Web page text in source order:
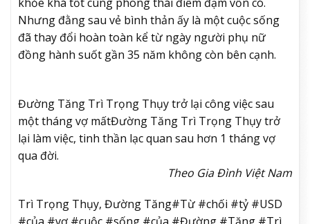
Nhưng đằng sau vẻ bình thản ấy là một cuộc sống
đã thay đổi hoàn toàn kể từ ngày người phụ nữ
đồng hành suốt gần 35 năm không còn bên cạnh.
Đường Tăng Trì Trọng Thụy trở lại công việc sau
một tháng vợ mấtĐường Tăng Trì Trọng Thụy trở
lại làm việc, tinh thần lạc quan sau hơn 1 tháng vợ
qua đời.
Theo Gia Đình Việt Nam
Trì Trọng Thụy, Đường Tăng#Từ #chối #tỷ #USD